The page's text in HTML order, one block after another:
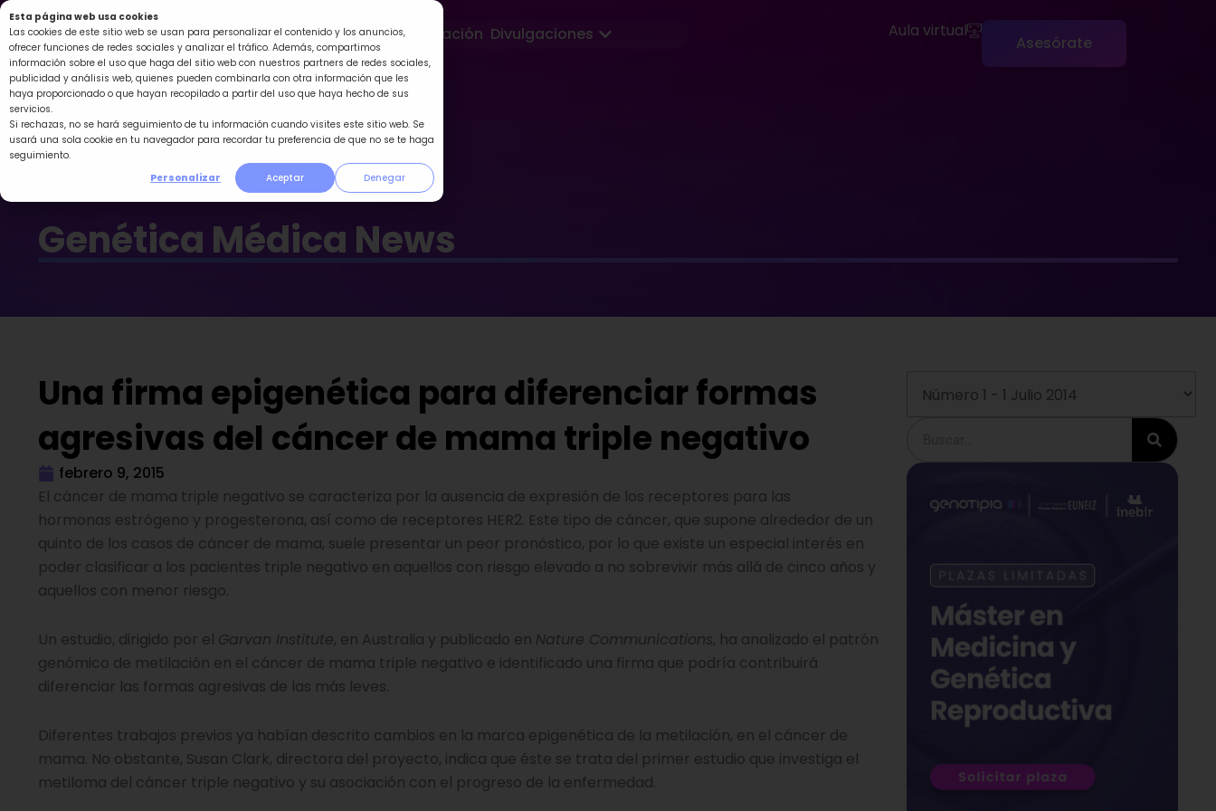
Esta página web usa cookies
Las cookies de este sitio web se usan para personalizar el contenido y los anuncios,
ofrecer funciones de redes sociales y analizar el tráfico. Además, compartimos
información sobre el uso que haga del sitio web con nuestros partners de redes sociales,
publicidad y análisis web, quienes pueden combinarla con otra información que les
haya proporcionado o que hayan recopilado a partir del uso que haya hecho de sus
servicios.
Si rechazas, no se hará seguimiento de tu información cuando visites este sitio web. Se
usará una sola cookie en tu navegador para recordar tu preferencia de que no se te haga
seguimiento.
Personalizar
Aceptar Denegar
Ir
al
contenido
Formación Divulgaciones Abrir Divulgaciones Aula virtual
Asesórate
Genética Médica News
Una firma epigenética para diferenciar formas
agresivas del cáncer de mama triple negativo
febrero 9, 2015
El cáncer de mama triple negativo se caracteriza por la ausencia de expresión de los receptores para las
hormonas estrógeno y progesterona, así como de receptores HER2. Este tipo de cáncer, que supone alrededor de un
quinto de los casos de cáncer de mama, suele presentar un peor pronóstico, por lo que existe un especial interés en
poder clasificar a los pacientes triple negativo en aquellos con riesgo elevado a no sobrevivir más allá de cinco años y
aquellos con menor riesgo.
Un estudio, dirigido por el Garvan Institute, en Australia y publicado en Nature Communications, ha analizado el patrón
genómico de metilación en el cáncer de mama triple negativo e identificado una firma que podría contribuirá
diferenciar las formas agresivas de las más leves.
Diferentes trabajos previos ya habían descrito cambios en la marca epigenética de la metilación, en el cáncer de
mama. No obstante, Susan Clark, directora del proyecto, indica que éste se trata del primer estudio que investiga el
metiloma del cáncer triple negativo y su asociación con el progreso de la enfermedad.